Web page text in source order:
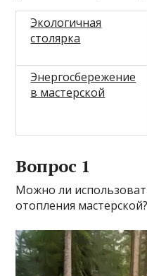
Экологичная
столярка
Энергосбережение
в мастерской
Вопрос 1
Можно ли
отопления мастерской?